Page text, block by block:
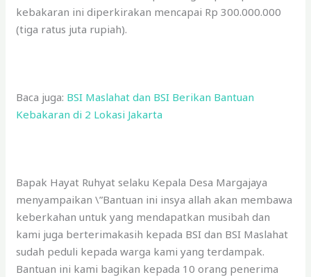
kebakaran ini diperkirakan mencapai Rp 300.000.000
(tiga ratus juta rupiah).
Baca juga: BSI Maslahat dan BSI Berikan Bantuan
Kebakaran di 2 Lokasi Jakarta
Bapak Hayat Ruhyat selaku Kepala Desa Margajaya
menyampaikan \”Bantuan ini insya allah akan membawa
keberkahan untuk yang mendapatkan musibah dan
kami juga berterimakasih kepada BSI dan BSI Maslahat
sudah peduli kepada warga kami yang terdampak.
Bantuan ini kami bagikan kepada 10 orang penerima